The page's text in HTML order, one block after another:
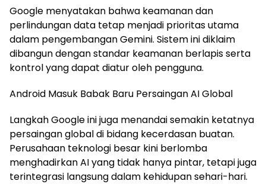
Google menyatakan bahwa keamanan dan
perlindungan data tetap menjadi prioritas utama
dalam pengembangan Gemini. Sistem ini diklaim
dibangun dengan standar keamanan berlapis serta
kontrol yang dapat diatur oleh pengguna.
Android Masuk Babak Baru Persaingan AI Global
Langkah Google ini juga menandai semakin ketatnya
persaingan global di bidang kecerdasan buatan.
Perusahaan teknologi besar kini berlomba
menghadirkan AI yang tidak hanya pintar, tetapi juga
terintegrasi langsung dalam kehidupan sehari-hari.